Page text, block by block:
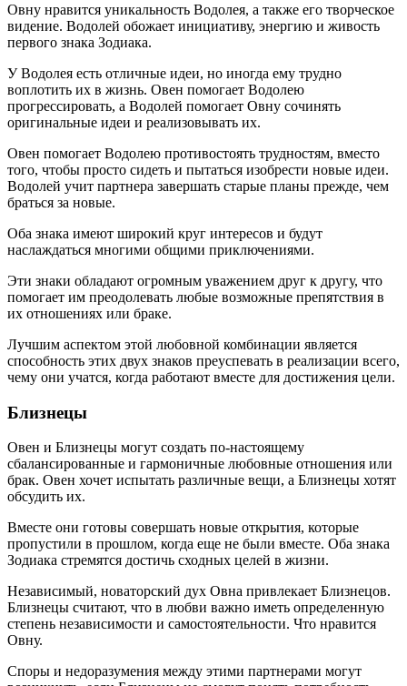
Овну нравится уникальность Водолея, а также его творческое
видение. Водолей обожает инициативу, энергию и живость
первого знака Зодиака.
У Водолея есть отличные идеи, но иногда ему трудно
воплотить их в жизнь. Овен помогает Водолею
прогрессировать, а Водолей помогает Овну сочинять
оригинальные идеи и реализовывать их.
Овен помогает Водолею противостоять трудностям, вместо
того, чтобы просто сидеть и пытаться изобрести новые идеи.
Водолей учит партнера завершать старые планы прежде, чем
браться за новые.
Оба знака имеют широкий круг интересов и будут
наслаждаться многими общими приключениями.
Эти знаки обладают огромным уважением друг к другу, что
помогает им преодолевать любые возможные препятствия в
их отношениях или браке.
Лучшим аспектом этой любовной комбинации является
способность этих двух знаков преуспевать в реализации всего,
чему они учатся, когда работают вместе для достижения цели.
Близнецы
Овен и Близнецы могут создать по-настоящему
сбалансированные и гармоничные любовные отношения или
брак. Овен хочет испытать различные вещи, а Близнецы хотят
обсудить их.
Вместе они готовы совершать новые открытия, которые
пропустили в прошлом, когда еще не были вместе. Оба знака
Зодиака стремятся достичь сходных целей в жизни.
Независимый, новаторский дух Овна привлекает Близнецов.
Близнецы считают, что в любви важно иметь определенную
степень независимости и самостоятельности. Что нравится
Овну.
Споры и недоразумения между этими партнерами могут